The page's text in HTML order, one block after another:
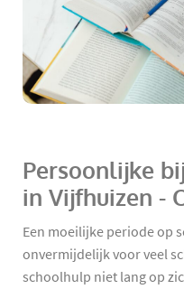
Persoonlijke
in Vijfhuizen -
Een moeilijke periode op
onvermijdelijk voor veel
schoolhulp niet lang op